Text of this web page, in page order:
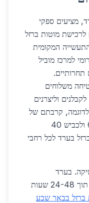
מציעים ספקי
לרכישת מוטות ברזל
התעשייה המקומית
למרכז מוביל
תחרותיים.
משלוחים
וליצרנים
לדוגמה, קרבתם של
מפעלי הפלדה הגדולים בנגב לכביש 6 ולכביש 40
בערד לכל רחבי
בערד
ובסביבתה, ספקים מציעים משלוחים תוך 24-48 שעות
ברזל בבאר שבע